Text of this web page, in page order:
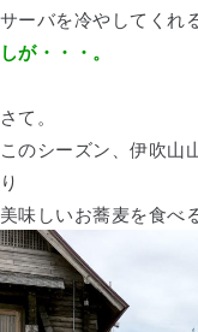
サーバを冷やしてくれ
しが・・・。
さて。
このシーズン、伊吹山
り
美味しいお蕎麦を食べ